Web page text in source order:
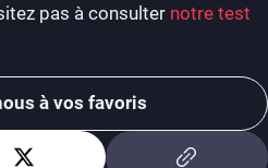
pas à consulter notre test
à vos favoris